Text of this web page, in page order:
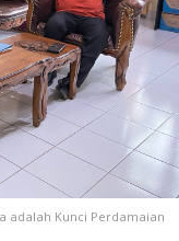
adalah Kunci Perdamaian